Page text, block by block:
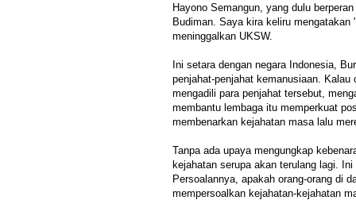
Hayono Semangun, yang dulu
Budiman. Saya kira keliru mengatakan
meninggalkan UKSW.
Ini setara dengan negara Indonesia,
penjahat-penjahat kemanusiaan. Kalau
mengadili para penjahat tersebut,
membantu lembaga itu memperkuat
membenarkan kejahatan masa lalu
Tanpa ada upaya mengungkap
kejahatan serupa akan terulang lagi.
Persoalannya, apakah orang-orang di
mempersoalkan kejahatan-kejahatan